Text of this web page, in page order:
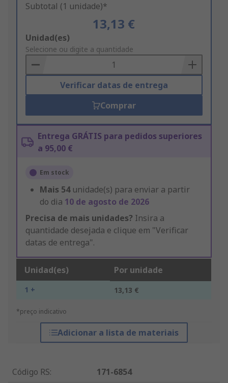
Subtotal (1 unidade)*
13,13 €
Add
to
Basket
Unidad(es)
Selecione ou digite a quantidade
Verificar datas de entrega
Comprar
Entrega GRÁTIS para pedidos superiores
a 95,00 €
Em stock
Mais 54 unidade(s) para enviar a partir
do dia 10 de agosto de 2026
Precisa de mais unidades? Insira a
quantidade desejada e clique em "Verificar
datas de entrega".
Unidad(es) Por unidade
1 + 13,13 €
*preço indicativo
Adicionar a lista de materiais
Código RS:
171-6854